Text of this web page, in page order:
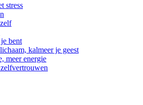
stress
bent
kalmeer je geest
meer energie